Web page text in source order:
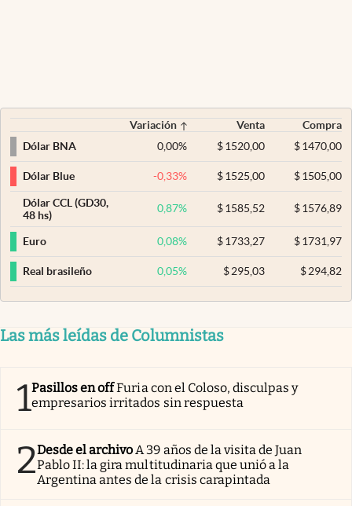
Variación Venta
Compra
Dólar BNA
0,00% $ 1520,00 $1470,00
Dólar Blue -0,33% $ 1525,00 $1505,00
Dólar CCL (GD30,
48 hs)
0,87% $ 1585,52 $1576,89
Euro 0,08% $ 1733,27 $1731,97
Real brasileño 0,05% $ 295,03 $294,82
Las más leídas de Columnistas
1Pasillos en offFuria con el Coloso, disculpas y
empresarios irritados sin respuesta
2Desde el archivoA 39 años de la visita de Juan
Pablo II: la gira multitudinaria que unió a la
Argentina antes de la crisis carapintada